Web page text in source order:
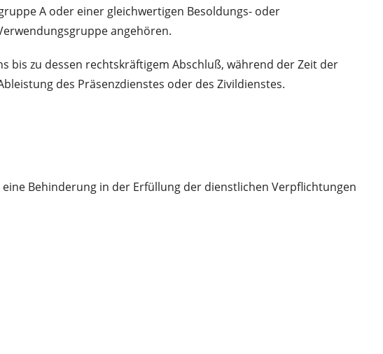
A oder einer gleichwertigen Besoldungs- oder
angehören.
bis zu dessen rechtskräftigem Abschluß, während der Zeit der
des Präsenzdienstes oder des Zivildienstes.
Behinderung in der Erfüllung der dienstlichen Verpflichtungen